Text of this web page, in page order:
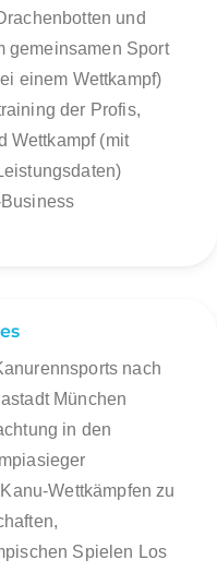
und
gemeinsamen Sport
einem Wettkampf)
der Profis,
Wettkampf (mit
nach
München
in den
Wettkämpfen zu
Spielen Los